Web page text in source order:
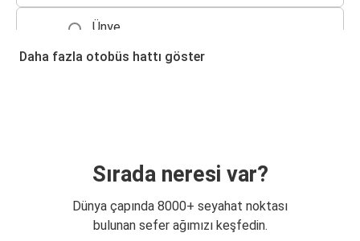
Ünye
Tekkeköy
Bursa
Bingöl
Daha fazla otobüs hattı göster
Sırada neresi var?
Dünya çapında 8000+ seyahat noktası
bulunan sefer ağımızı keşfedin.